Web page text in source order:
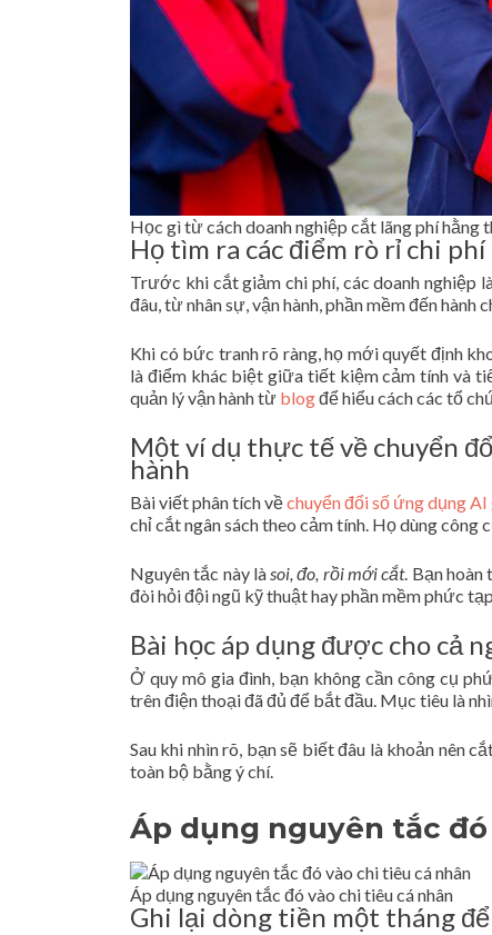
Học gì từ cách doanh nghiệp cắt lãng phí hằng
Họ tìm ra các điểm rò rỉ chi
Trước khi cắt giảm chi phí, các doanh nghiệp
đâu, từ nhân sự, vận hành, phần mềm đến
Khi có bức tranh rõ ràng, họ mới quyết định
là điểm khác biệt giữa tiết kiệm cảm tính và
quản lý vận hành từ blogđể hiểu cách các tổ
Một ví dụ thực tế về chuyển
hành
Bài viết phân tích vềchuyển đổi số ứng dụng
chỉ cắt ngân sách theo cảm tính. Họ dùng công
Nguyên tắc này làsoi, đo, rồi mới cắt. Bạn hoàn
đòi hỏi đội ngũ kỹ thuật hay phần mềm phức
Bài học áp dụng được cho cả
Ở quy mô gia đình, bạn không cần công cụ
trên điện thoại đã đủ để bắt đầu. Mục tiêu là
Sau khi nhìn rõ, bạn sẽ biết đâu là khoản nên
toàn bộ bằng ý chí.
Áp dụng nguyên tắc
Áp dụng nguyên tắc đó vào chi tiêu cá nhân
Ghi lại dòng tiền một tháng